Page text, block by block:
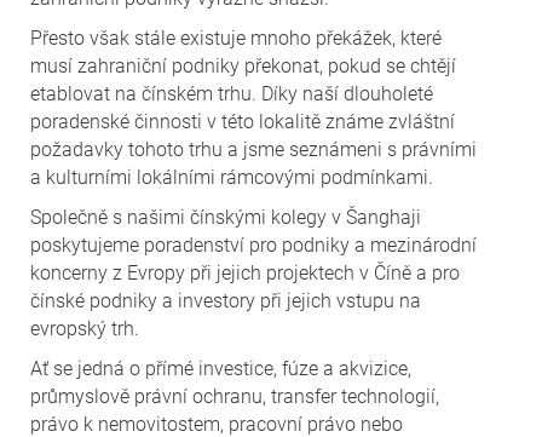
Přesto však stále existuje mnoho překážek, které
musí zahraniční podniky překonat, pokud se chtějí
etablovat na čínském trhu. Díky naší dlouholeté
poradenské činnosti v této lokalitě známe zvláštní
požadavky tohoto trhu a jsme seznámeni s právními
a kulturními lokálními rámcovými podmínkami.
Společně s našimi čínskými kolegy v Šanghaji
poskytujeme poradenství pro podniky a mezinárodní
koncerny z Evropy při jejich projektech v Číně a pro
čínské podniky a investory při jejich vstupu na
evropský trh.
Ať se jedná o přímé investice, fúze a akvizice,
průmyslově právní ochranu, transfer technologií,
právo k nemovitostem, pracovní právo nebo